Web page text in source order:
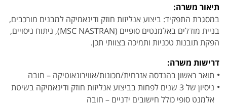
תיאור משרה:
במסגרת התפקיד: ביצוע אנליזות חוזק ודינאמיקה למבנים מורכבים,
בניית מודלים באלמנטים סופיים (MSC NASTRAN), ניתוח ניסויים,
הפקת תובנות טכניות ותמיכה בצוותי תכן.
דרישות משרה:
תואר ראשון בהנדסה אזרחית/מכונות/אווירונאוטיקה – חובה
ניסיון של 3 שנים לפחות בביצוע אנליזות חוזק ודינאמיקה בשיטת
אלמנט סופי כולל חישובים ידניים – חובה